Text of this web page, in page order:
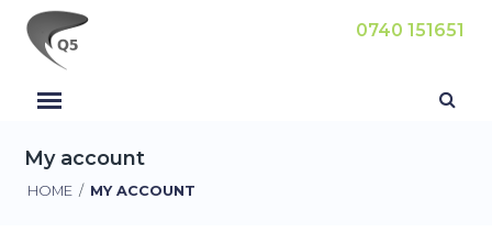
0740 151651
My account
HOME / MY ACCOUNT